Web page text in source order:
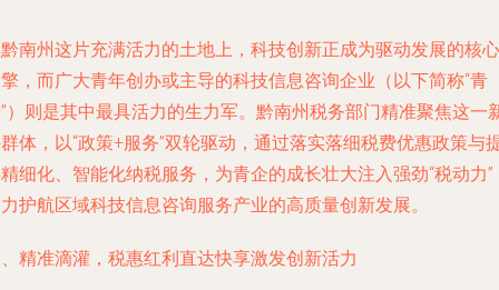
南州这片充满活力的土地上，科技创新正成为驱动发展的核心
，而广大青年创办或主导的科技信息咨询企业（以下简称“青
）则是其中最具活力的生力军。黔南州税务部门精准聚焦这一
体，以“政策+服务”双轮驱动，通过落实落细税费优惠政策与
细化、智能化纳税服务，为青企的成长壮大注入强劲“税动力”
护航区域科技信息咨询服务产业的高质量创新发展。
精准滴灌，税惠红利直达快享激发创新活力